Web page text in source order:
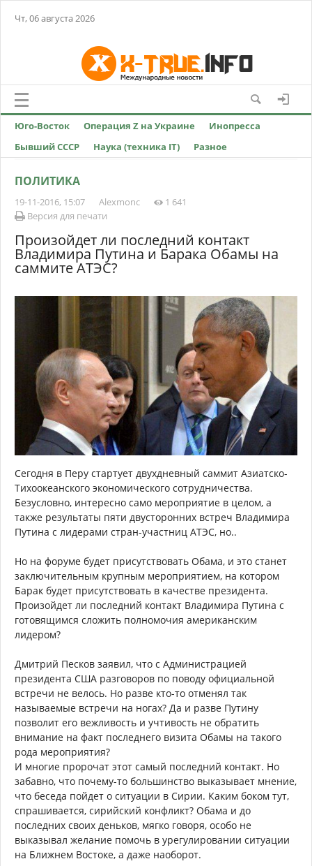
Чт, 06 августа 2026
Юго-Восток Операция Z на Украине
Инопресса
Бывший СССР
Наука (техника IT) Разное
ПОЛИТИКА
19-11-2016, 15:07 Alexmonc
1 641
Версия для печати
Произойдет ли последний контакт
Владимира Путина и Барака Обамы на
саммите АТЭС?
Сегодня в Перу стартует двухдневный саммит Азиатско-
Тихоокеанского экономического сотрудничества.
Безусловно, интересно само мероприятие в целом, а
также результаты пяти двусторонних встреч Владимира
Путина с лидерами стран-участниц АТЭС, но..
Но на форуме будет присутствовать Обама, и это станет
заключительным крупным мероприятием, на котором
Барак будет присутствовать в качестве президента.
Произойдет ли последний контакт Владимира Путина с
готовящимся сложить полномочия американским
лидером?
Дмитрий Песков заявил, что с Администрацией
президента США разговоров по поводу официальной
встречи не велось. Но разве кто-то отменял так
называемые встречи на ногах? Да и разве Путину
позволит его вежливость и учтивость не обратить
внимание на факт последнего визита Обамы на такого
рода мероприятия?
И многие пророчат этот самый последний контакт. Но
забавно, что почему-то большинство выказывает мнение,
что беседа пойдет о ситуации в Сирии. Каким боком тут,
спрашивается, сирийский конфликт? Обама и до
последних своих деньков, мягко говоря, особо не
выказывал желание помочь в урегулировании ситуации
на Ближнем Востоке, а даже наоборот.